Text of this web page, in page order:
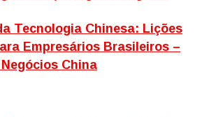
Tecnologia Chinesa: Lições
Empresários Brasileiros –
China